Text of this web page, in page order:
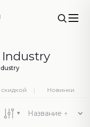
Industry
Новинки